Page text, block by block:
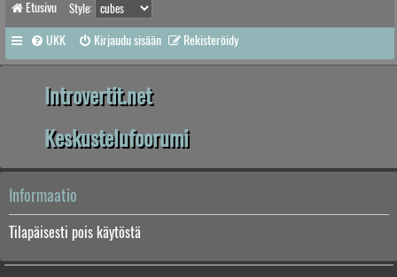
Etusivu Style:
UKK Kirjaudu sisään Rekisteröidy
Introvertit.net
Keskustelufoorumi
Informaatio
Tilapäisesti pois käytöstä